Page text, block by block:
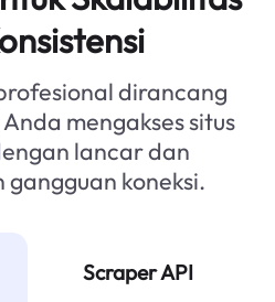
dirancang
mengakses situs
lancar dan
koneksi.
Scraper API